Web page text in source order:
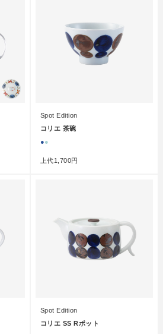
Spot Edition
コリエ 茶碗
●●
上代1,700円
Spot Edition
コリエ SS Rポット